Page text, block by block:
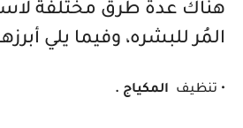
هناك عدة طرق مختلفة
المُر للبشره، وفيما يلي
• تنظيف المكياج .